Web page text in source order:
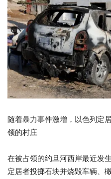
随着暴力事件激增，以色列定
领的村庄
在被占领的约旦河西岸最近发
定居者投掷石块并烧毁车辆、